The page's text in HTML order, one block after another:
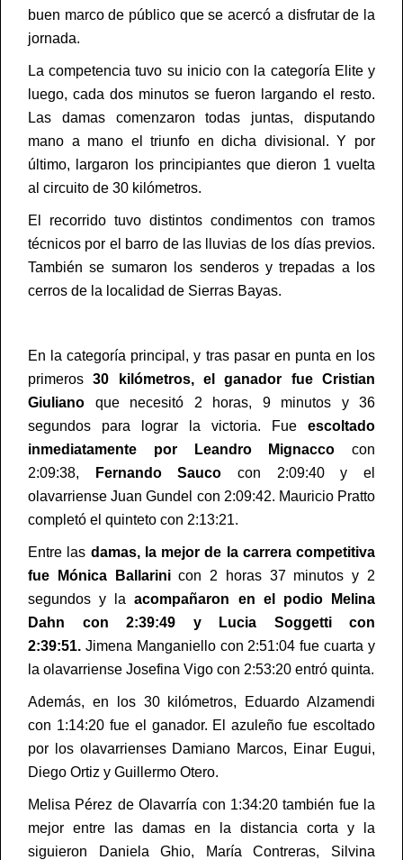
buen marco de público que se acercó a disfrutar de la
jornada.
La competencia tuvo su inicio con la categoría Elite y
luego, cada dos minutos se fueron largando el resto.
Las damas comenzaron todas juntas, disputando
mano a mano el triunfo en dicha divisional. Y por
último, largaron los principiantes que dieron 1 vuelta
al circuito de 30 kilómetros.
El recorrido tuvo distintos condimentos con tramos
técnicos por el barro de las lluvias de los días previos.
También se sumaron los senderos y trepadas a los
cerros de la localidad de Sierras Bayas.
En la categoría principal, y tras pasar en punta en los
primeros30 kilómetros, el ganador fue Cristian
Giuliano que necesitó 2 horas, 9 minutos y 36
segundos para lograr la victoria. Fue escoltado
inmediatamente por Leandro Mignacco con
2:09:38,
Fernando Sauco con 2:09:40 y el
olavarriense Juan Gundel con 2:09:42. Mauricio Pratto
completó el quinteto con 2:13:21.
Entre las damas, la mejor de la carrera competitiva
fue Mónica Ballarinicon 2 horas 37 minutos y 2
segundos y laacompañaron en el podio Melina
Dahn con 2:39:49 y Lucia Soggetti con
2:39:51. Jimena Manganiello con 2:51:04 fue cuarta y
la olavarriense Josefina Vigo con 2:53:20 entró quinta.
Además, en los 30 kilómetros, Eduardo Alzamendi
con 1:14:20 fue el ganador. El azuleño fue escoltado
por los olavarrienses Damiano Marcos, Einar Eugui,
Diego Ortiz y Guillermo Otero.
Melisa Pérez de Olavarría con 1:34:20 también fue la
mejor entre las damas en la distancia corta y la
siguieron Daniela Ghio, María Contreras, Silvina